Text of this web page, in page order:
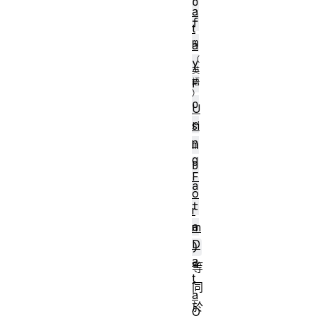
f
m
y
F
o
r
m
D
a
t
a
)
等
同
於
a
t
a
U
si
n
g
F
o
r
m
D
a
t
a
O